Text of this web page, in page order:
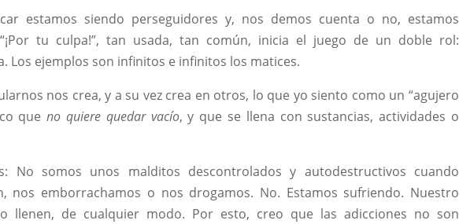
estamos siendo perseguidores y, nos demos cuenta o no, estamos
tu culpa!”, tan usada, tan común, inicia el juego de un doble rol:
Los ejemplos son infinitos e infinitos los matices.
nos crea, y a su vez crea en otros, lo que yo siento como un “agujero
queno quiere quedar vacío, y que se llena con sustancias, actividades o
No somos unos malditos descontrolados y autodestructivos cuando
nos emborrachamos o nos drogamos. No. Estamos sufriendo. Nuestro
llenen, de cualquier modo. Por esto, creo que las adicciones no son